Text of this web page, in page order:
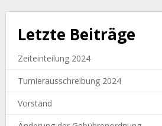
Letzte Beiträge
Zeiteinteilung 2024
Turnierausschreibung 2024
Vorstand